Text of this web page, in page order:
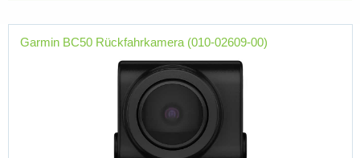
Garmin BC50 Rückfahrkamera (010-02609-00)